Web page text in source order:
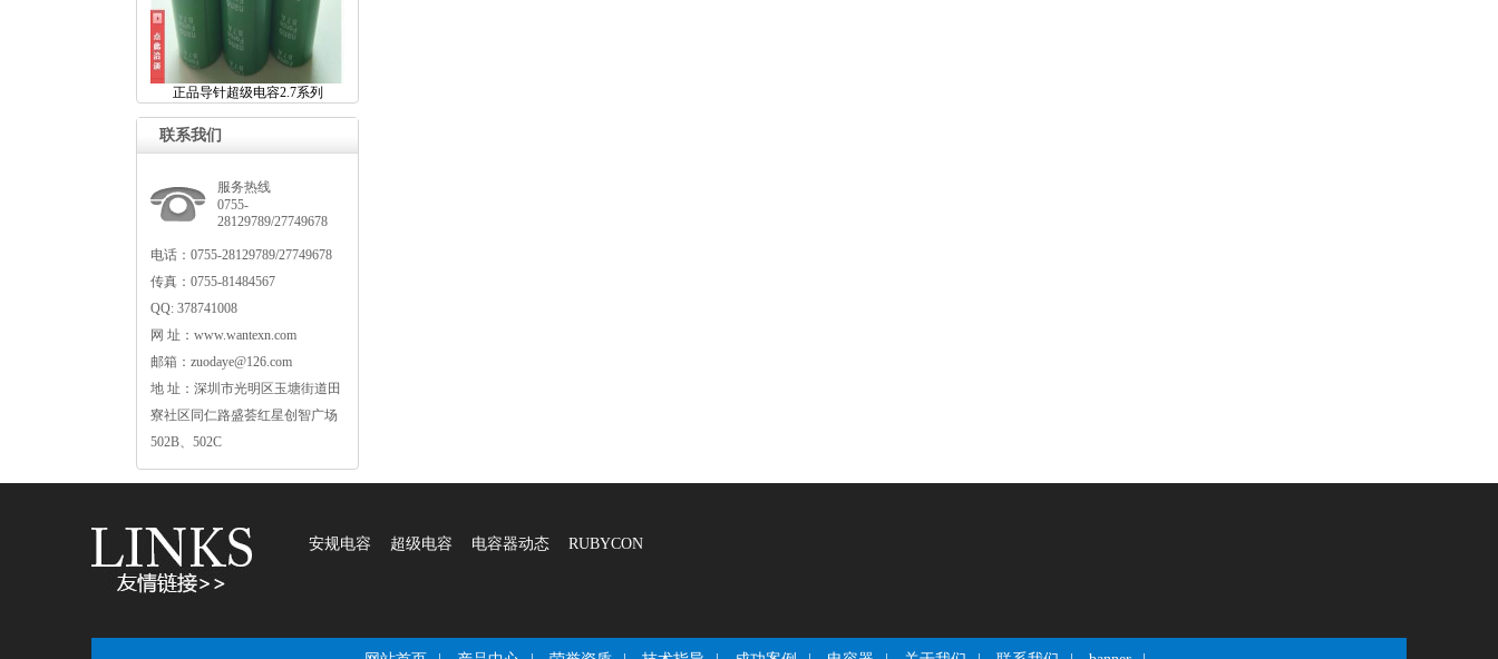
正品导针超级电容2.7系列
联系我们
服务热线
0755-
28129789/27749678
电话：0755-28129789/27749678
传真：0755-81484567
QQ:378741008
网址：www.wantexn.com
邮箱：zuodaye@126.com
地址：深圳市光明区玉塘街道田
寮社区同仁路盛荟红星创智广场
502B、502C
安规电容 超级电容 电容器动态 RUBYCON